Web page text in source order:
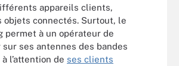
appareils clients,
objets connectés. Surtout, le
permet à un opérateur de
ses antennes des bandes
l’attention de ses clients